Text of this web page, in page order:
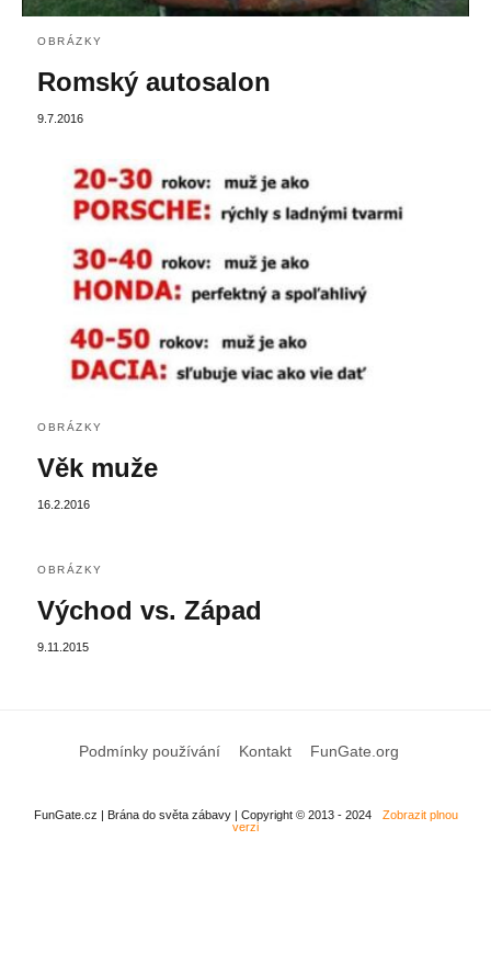
OBRÁZKY
Romský autosalon
9.7.2016
OBRÁZKY
Věk muže
16.2.2016
OBRÁZKY
Východ vs. Západ
9.11.2015
Podmínky používání Kontakt FunGate.org
FunGate.cz | Brána do světa zábavy | Copyright © 2013 - 2024
Zobrazit plnou
verzi